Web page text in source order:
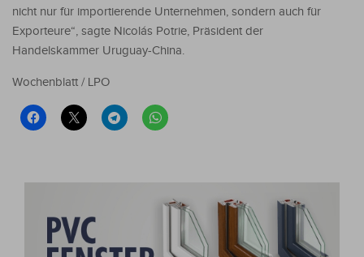
nicht nur für importierende Unternehmen, sondern auch für
Exporteure“, sagte Nicolás Potrie, Präsident der
Handelskammer Uruguay-China.
Wochenblatt / LPO